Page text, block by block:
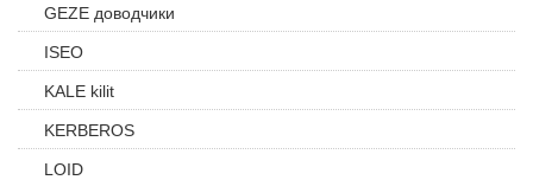
GEZE доводчики
ISEO
KALE kilit
KERBEROS
LOID